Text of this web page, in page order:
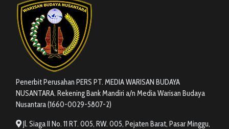
Penerbit Perusahan PERS PT. MEDIA WARISAN BUDAYA
NUSANTARA. Rekening Bank Mandiri a/n Media Warisan Budaya
Nusantara (1660-0029-5807-2)
Jl. Siaga II No. 11 RT. 005, RW. 005, Pejaten Barat, Pasar Minggu,